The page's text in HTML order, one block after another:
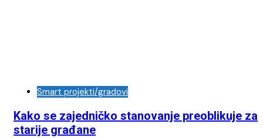
Smart projekti/gradovi
Kako se zajedničko stanovanje preoblikuje za
starije građane